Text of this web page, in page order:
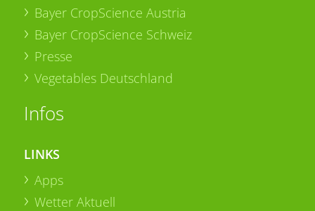
Bayer CropScience Austria
Bayer CropScience Schweiz
Presse
Vegetables Deutschland
Infos
LINKS
Apps
Wetter Aktuell